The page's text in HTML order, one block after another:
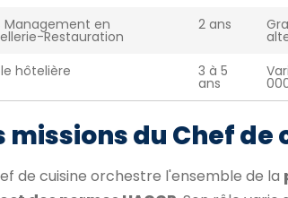
Management en
Restauration
2 ans
hôtelière
3 à 5
ans
missions du Chef de
de cuisine orchestre l'ensemble de la